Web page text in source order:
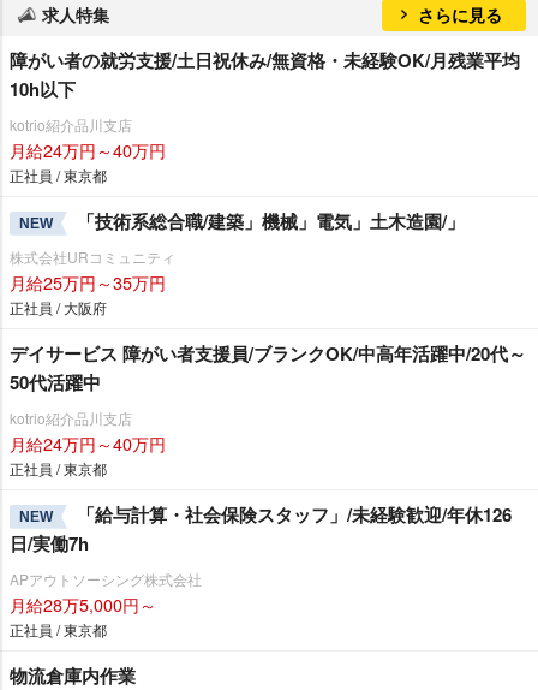
求人特集 さらに見る
障がい者の就労支援/土日祝休み/無資格・未経験OK/月残業平均
10h以下
kotrio紹介品川支店
月給24万円～40万円
正社員 / 東京都
NEW 「技術系総合職/建築」機械」電気」土木造園/」
株式会社URコミュニティ
月給25万円～35万円
正社員 / 大阪府
デイサービス 障がい者支援員/ブランクOK/中高年活躍中/20代～
50代活躍中
kotrio紹介品川支店
月給24万円～40万円
正社員 / 東京都
NEW
「給与計算・社会保険スタッフ」/未経験歓迎/年休126
日/実働7h
APアウトソーシング株式会社
月給28万5,000円～
正社員 / 東京都
物流倉庫内作業